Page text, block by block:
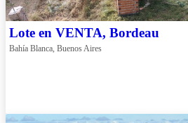
Lote en VENTA, Bordeau
Bahía Blanca, Buenos Aires